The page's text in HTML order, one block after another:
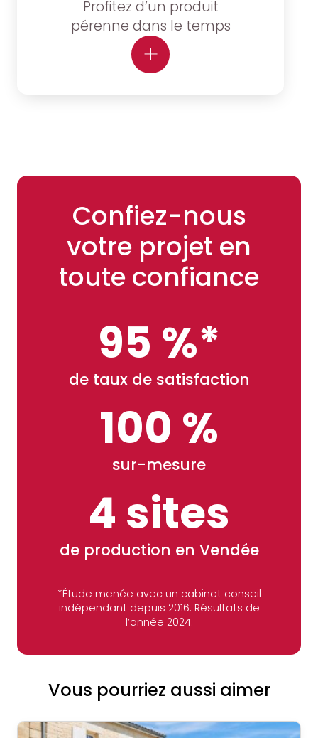
Profitez d’un produit
pérenne dans le temps
Confiez-nous
votre projet en
toute confiance
95 %*
de taux de satisfaction
100 %
sur-mesure
4 sites
de production en Vendée
*Étude menée avec un cabinet conseil
indépendant depuis 2016. Résultats de
l’année 2024.
Vous pourriez aussi aimer